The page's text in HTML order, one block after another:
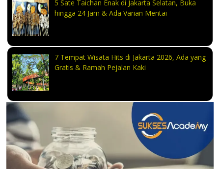
5 Sate Taichan Enak di Jakarta Selatan, Buka
hingga 24 Jam & Ada Varian Mentai
7 Tempat Wisata Hits di Jakarta 2026, Ada yang
Gratis & Ramah Pejalan Kaki